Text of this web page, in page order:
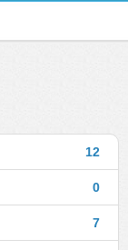
12
0
7